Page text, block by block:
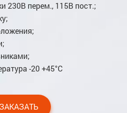
230В перем., 115В пост.;
-20 +45°С
ЗАКАЗАТЬ